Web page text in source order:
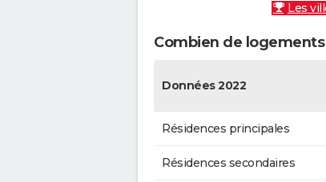
Les
Combien de
Données 2022
Résidences principales
Résidences secondaires